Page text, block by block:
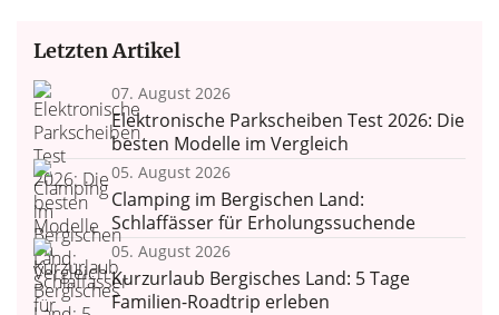
Letzten Artikel
07. August 2026
Elektronische Parkscheiben Test 2026: Die
besten Modelle im Vergleich
05. August 2026
Clamping im Bergischen Land:
Schlaffässer für Erholungssuchende
05. August 2026
Kurzurlaub Bergisches Land: 5 Tage
Familien-Roadtrip erleben